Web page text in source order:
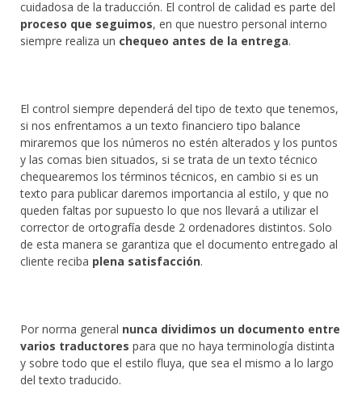
cuidadosa de la traducción. El control de calidad es parte del
proceso que seguimos, en que nuestro personal interno
siempre realiza un chequeo antes de la entrega.
El control siempre dependerá del tipo de texto que tenemos,
si nos enfrentamos a un texto financiero tipo balance
miraremos que los números no estén alterados y los puntos
y las comas bien situados, si se trata de un texto técnico
chequearemos los términos técnicos, en cambio si es un
texto para publicar daremos importancia al estilo, y que no
queden faltas por supuesto lo que nos llevará a utilizar el
corrector de ortografía desde 2 ordenadores distintos. Solo
de esta manera se garantiza que el documento entregado al
cliente reciba plena satisfacción.
Por norma general nunca dividimos un documento entre
varios traductores para que no haya terminología distinta
y sobre todo que el estilo fluya, que sea el mismo a lo largo
del texto traducido.